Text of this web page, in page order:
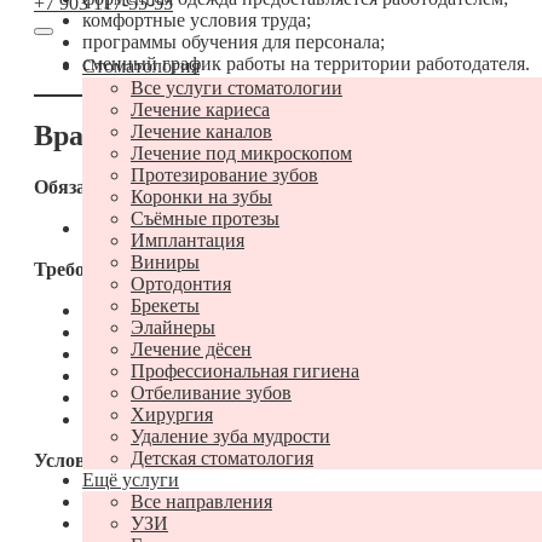
Стоматология
Все услуги стоматологии
Лечение кариеса
Лечение каналов
Лечение под микроскопом
Протезирование зубов
Коронки на зубы
Съёмные протезы
Имплантация
Виниры
Ортодонтия
Брекеты
Элайнеры
Лечение дёсен
Профессиональная гигиена
Отбеливание зубов
Хирургия
Удаление зуба мудрости
Детская стоматология
Ещё услуги
Все направления
УЗИ
комфортные условия труда;
программы обучения для персонала;
сменный график работы на территории работодателя.
Врач УЗИ
Обязанности:
проведение УЗИ внутренних органов
Требования:
наличие действующего сертификата (или
уверенное владение компьютером на уровне
вежливость в общении с пациентами и коллегами
стрессоустойчивость
полная занятость
владение методиками: ЭХО-КГ, УЗИ органов брюшной
Условия:
трудоустройство в соответствии с ТК
работа на современном оборудовании